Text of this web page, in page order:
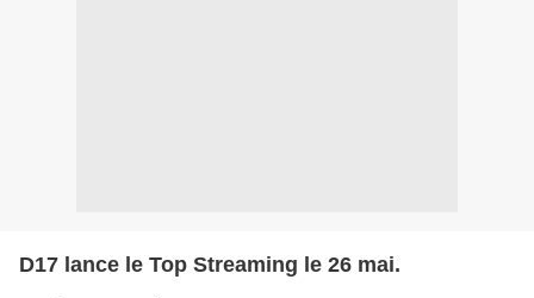
D17 lance le Top Streaming le 26 mai.